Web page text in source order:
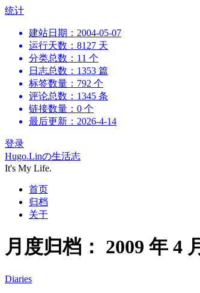
跳
统计
建站日期：2004-05-07
运行天数：8127 天
分类总数：11 个
日志总数：1353 篇
标签数量：792 个
评论总数：1345 条
链接数量：0 个
最后更新：2026-4-14
登录
Hugo.Linの生活志
It's My Life.
首页
归档
关于
月度归档： 2009 年 4
Diaries